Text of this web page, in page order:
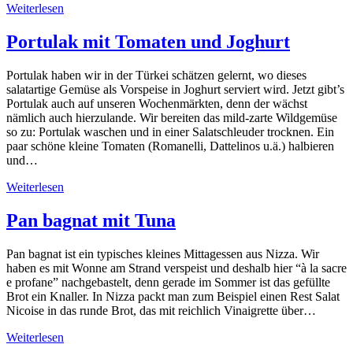
Weiterlesen
Portulak mit Tomaten und Joghurt
Portulak haben wir in der Türkei schätzen gelernt, wo dieses
salatartige Gemüse als Vorspeise in Joghurt serviert wird. Jetzt gibt’s
Portulak auch auf unseren Wochenmärkten, denn der wächst
nämlich auch hierzulande. Wir bereiten das mild-zarte Wildgemüse
so zu: Portulak waschen und in einer Salatschleuder trocknen. Ein
paar schöne kleine Tomaten (Romanelli, Dattelinos u.ä.) halbieren
und…
Weiterlesen
Pan bagnat mit Tuna
Pan bagnat ist ein typisches kleines Mittagessen aus Nizza. Wir
haben es mit Wonne am Strand verspeist und deshalb hier “à la sacre
e profane” nachgebastelt, denn gerade im Sommer ist das gefüllte
Brot ein Knaller. In Nizza packt man zum Beispiel einen Rest Salat
Nicoise in das runde Brot, das mit reichlich Vinaigrette über…
Weiterlesen